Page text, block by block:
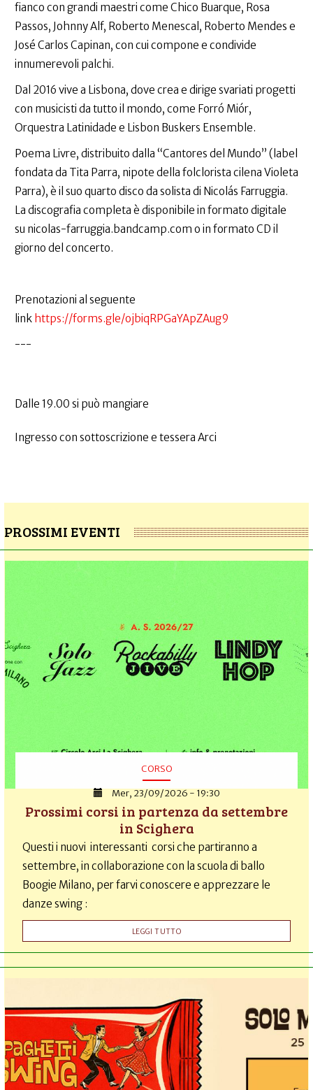
fianco con grandi maestri come Chico Buarque, Rosa
Passos, Johnny Alf, Roberto Menescal, Roberto Mendes e
José Carlos Capinan, con cui compone e condivide
innumerevoli palchi.
Dal 2016 vive a Lisbona, dove crea e dirige svariati progetti
con musicisti da tutto il mondo, come Forró Miór,
Orquestra Latinidade e Lisbon Buskers Ensemble.
Poema Livre, distribuito dalla “Cantores del Mundo” (label
fondata da Tita Parra, nipote della folclorista cilena Violeta
Parra), è il suo quarto disco da solista di Nicolás Farruggia.
La discografia completa è disponibile in formato digitale
su nicolas-farruggia.bandcamp.com o in formato CD il
giorno del concerto.
Prenotazioni al seguente
link https://forms.gle/ojbiqRPGaYApZAug9
---
Dalle 19.00 si può mangiare
Ingresso con sottoscrizione e tessera Arci
PROSSIMI EVENTI
CORSO
Mer, 23/09/2026 - 19:30
Prossimi corsi in partenza da settembre
in Scighera
Questi i nuovi interessanti corsi che partiranno a
settembre, in collaborazione con la scuola di ballo
Boogie Milano, per farvi conoscere e apprezzare le
danze swing :
LEGGI TUTTO